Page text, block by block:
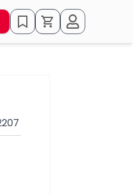
результатам.